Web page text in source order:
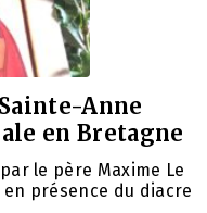
Anne
en Bretagne
le père Maxime Le
présence du diacre